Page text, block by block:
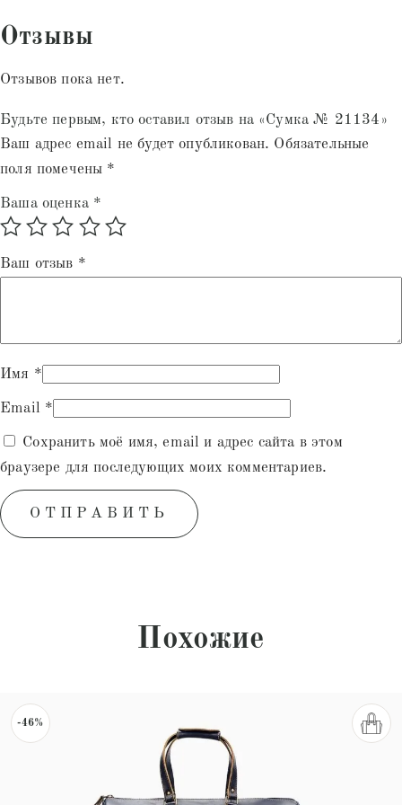
Отзывы
Отзывов пока нет.
Будьте первым, кто оставил отзыв на «Сумка № 21134»
Ваш адрес email не будет опубликован. Обязательные
поля помечены *
Ваша оценка *
Ваш отзыв *
Имя *
Email *
Сохранить моё имя, email и адрес сайта в этом
браузере для последующих моих комментариев.
Похожие
-46%